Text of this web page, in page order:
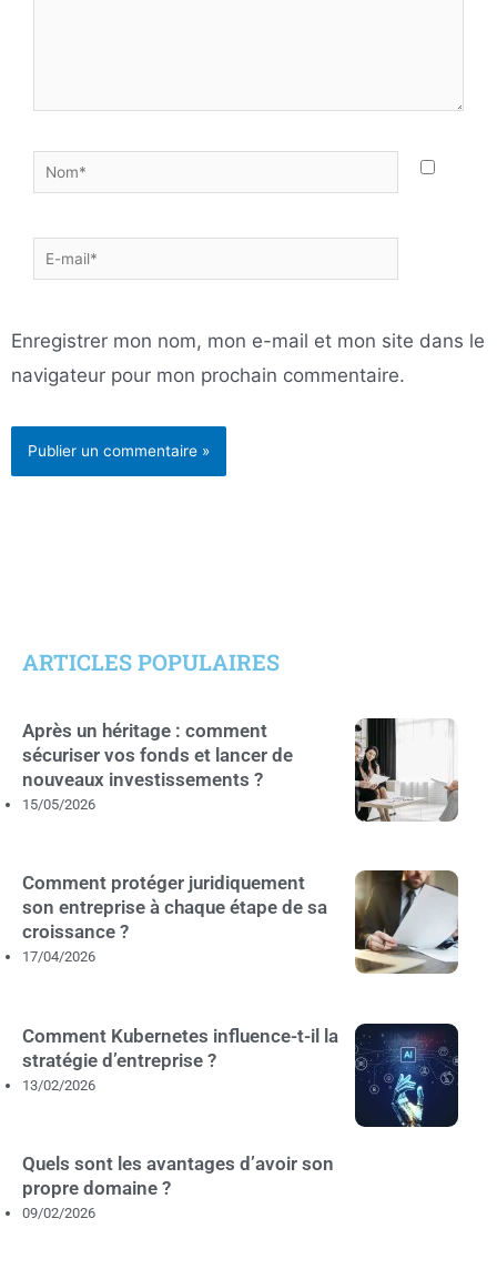
Nom*
E-
mail*
Enregistrer mon nom, mon e-mail et mon site dans le
navigateur pour mon prochain commentaire.
ARTICLES POPULAIRES
Après un héritage : comment
sécuriser vos fonds et lancer de
nouveaux investissements ?
15/05/2026
Comment protéger juridiquement
son entreprise à chaque étape de sa
croissance ?
17/04/2026
Comment Kubernetes influence-t-il la
stratégie d’entreprise ?
13/02/2026
Quels sont les avantages d’avoir son
propre domaine ?
09/02/2026